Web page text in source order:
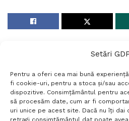
Setări
Pentru a oferi cea mai bună
fi cookie-uri, pentru a stoca și/sau
dispozitive. Consimțământul pentru
să procesăm date, cum ar fi
uri unice pe acest site. Dacă nu îți dai
retragi consimțământul dat poate
Termeni si conditii Politică